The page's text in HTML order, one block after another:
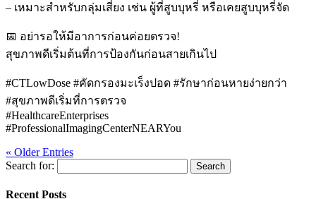
– เหมาะสำหรับกลุ่มเสี่ยง เช่น ผู้ที่สูบบุหรี่ หรือเคยสูบบุหรี่จัด
📅 อย่ารอให้มีอาการก่อนค่อยตรวจ!
สุขภาพดีเริ่มต้นที่การป้องกันก่อนสายเกินไป
#CTLowDose #คัดกรองมะเร็งปอด #รักษาก่อนหายง่ายกว่า
#สุขภาพดีเริ่มที่การตรวจ
#HealthcareEnterprises
#ProfessionalImagingCenterNEARYou
« Older Entries
Search for:
Recent Posts